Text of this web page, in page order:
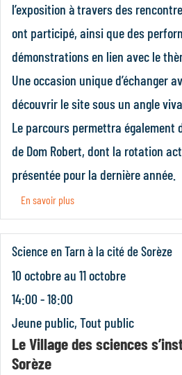
l’exposition à travers des
ont participé, ainsi que des
démonstrations en lien avec le
Une occasion unique d’échanger
découvrir le site sous un angle
Le parcours permettra également
de Dom Robert, dont la rotation
présentée pour la dernière année.
En savoir plus
Science en Tarn à la cité de Sorèze
10 octobreau 11 octobre
14:00 - 18:00
Jeune public, Tout public
Le Village des sciences
Sorèze